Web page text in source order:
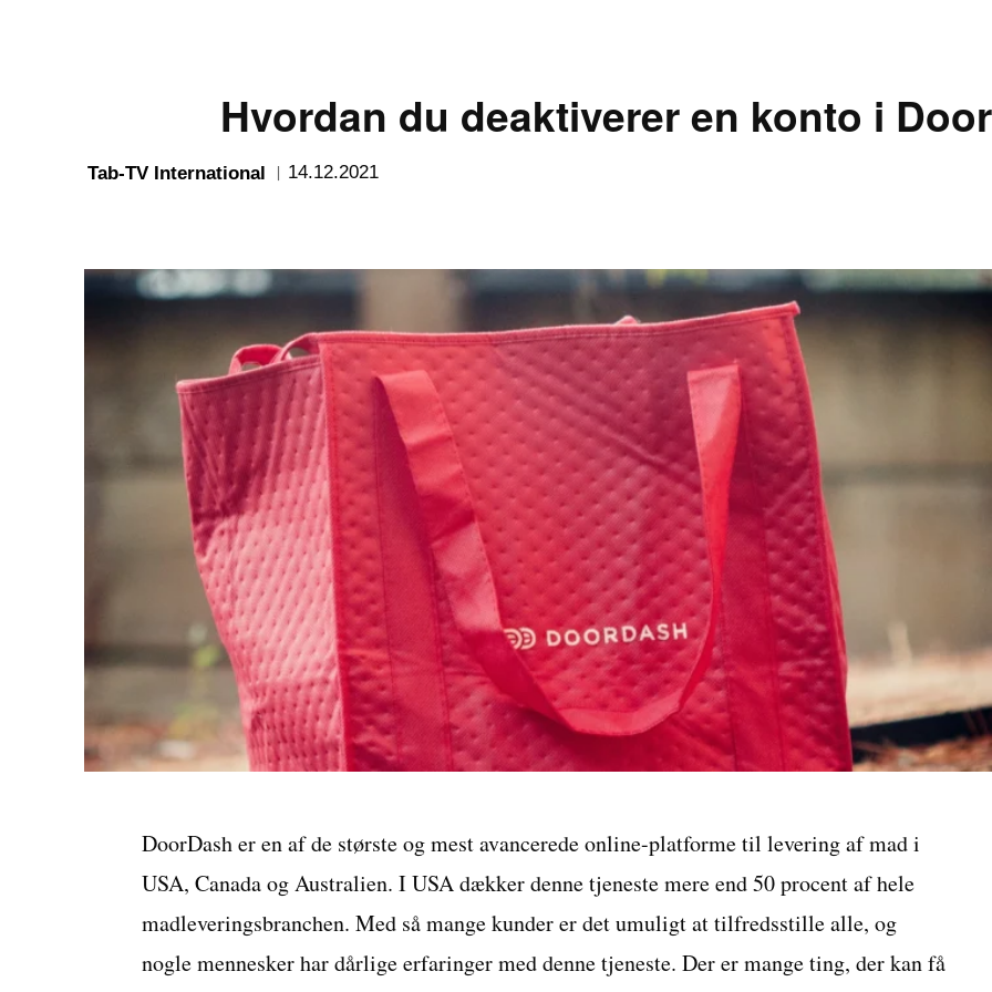
Hvordan du deaktiverer en konto i
Tab-TV International 14.12.2021
DoorDash er en af de største og mest avancerede online-platforme til levering af mad i
USA, Canada og Australien. I USA dækker denne tjeneste mere end 50 procent af hele
madleveringsbranchen. Med så mange kunder er det umuligt at tilfredsstille alle, og
nogle mennesker har dårlige erfaringer med denne tjeneste. Der er mange ting, der kan få